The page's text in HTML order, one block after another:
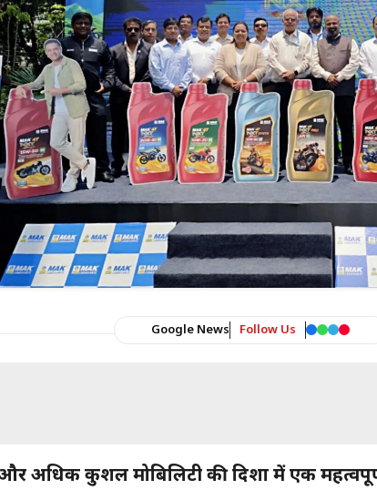
Google News Follow Us
और अधिक कुशल मोबिलिटी की दिशा में एक